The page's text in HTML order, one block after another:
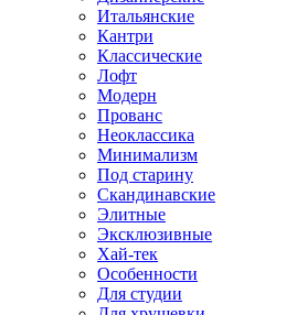
Итальянские
Кантри
Классические
Лофт
Модерн
Прованс
Неоклассика
Минимализм
Под старину
Скандинавские
Элитные
Эксклюзивные
Хай-тек
Особенности
Для студии